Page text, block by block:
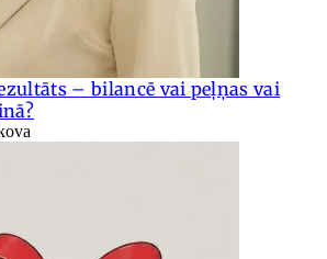
– bilancē vai peļņas vai